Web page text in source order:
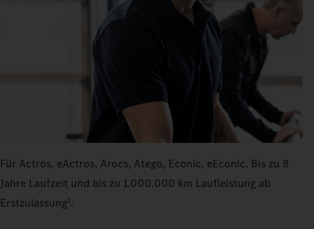
Für Actros, eActros, Arocs, Atego, Econic, eEconic. Bis zu 8
Jahre Laufzeit und bis zu 1.000.000 km Laufleistung ab
Erstzulassung2.